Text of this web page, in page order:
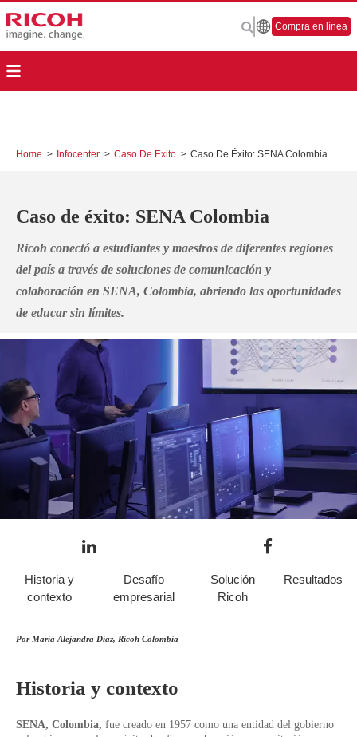
Compra en línea
Home > Infocenter > Caso De Exito > Caso De Éxito: SENA Colombia
Caso de éxito: SENA Colombia
Ricoh conectó a estudiantes y maestros de diferentes regiones
del país a través de soluciones de comunicación y
colaboración en SENA, Colombia, abriendo las oportunidades
de educar sin límites.
Historia y
contexto
Desafío
empresarial
Solución
Ricoh
Resultados
Por María Alejandra Díaz, Ricoh Colombia
Historia y contexto
SENA, Colombia, fue creado en 1957 como una entidad del gobierno